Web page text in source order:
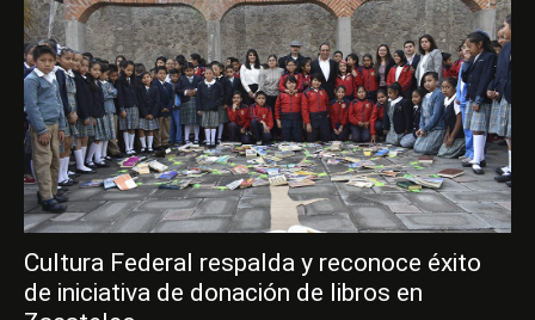
Cultura Federal respalda y reconoce éxito
de iniciativa de donación de libros en